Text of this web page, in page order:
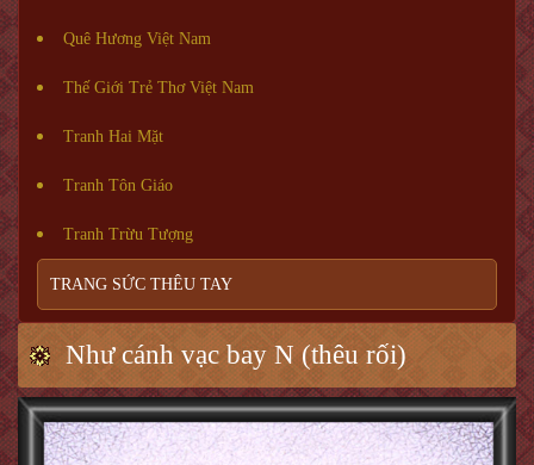
Quê Hương Việt Nam
Thế Giới Trẻ Thơ Việt Nam
Tranh Hai Mặt
Tranh Tôn Giáo
Tranh Trừu Tượng
TRANG SỨC THÊU TAY
Như cánh vạc bay N (thêu rối)